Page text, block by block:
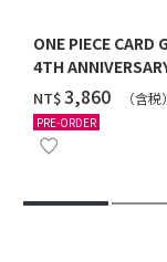
ONE PIECE CARD
4TH
NT$‌3,860 （含税）
PRE-ORDER